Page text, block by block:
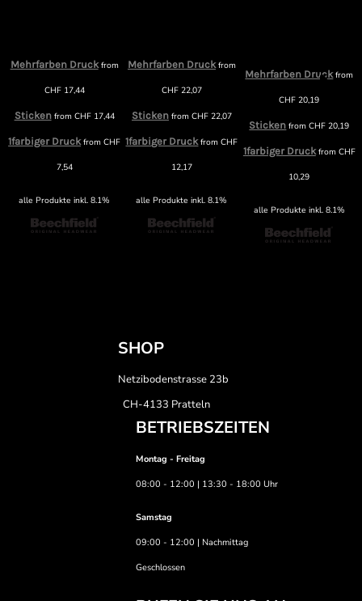
Mehrfarben Druckfrom
CHF17,44
Stickenfrom CHF17,44
1farbiger DruckfromCHF
7,54
alle Produkte inkl. 8.1%
Mehrfarben Druckfrom
CHF22,07
Stickenfrom CHF22,07
1farbiger DruckfromCHF
12,17
alle Produkte inkl. 8.1%
Mehrfarben Druckfrom
CHF 20,19
Sticken fromCHF 20,19
1farbiger Druckfrom CHF
10,29
alle Produkte inkl. 8.1%
SHOP
Netzibodenstrasse 23b
CH-4133 Pratteln
BETRIEBSZEITEN
Montag - Freitag
08:00 - 12:00 | 13:30 - 18:00 Uhr
Samstag
09:00 - 12:00 | Nachmittag
Geschlossen